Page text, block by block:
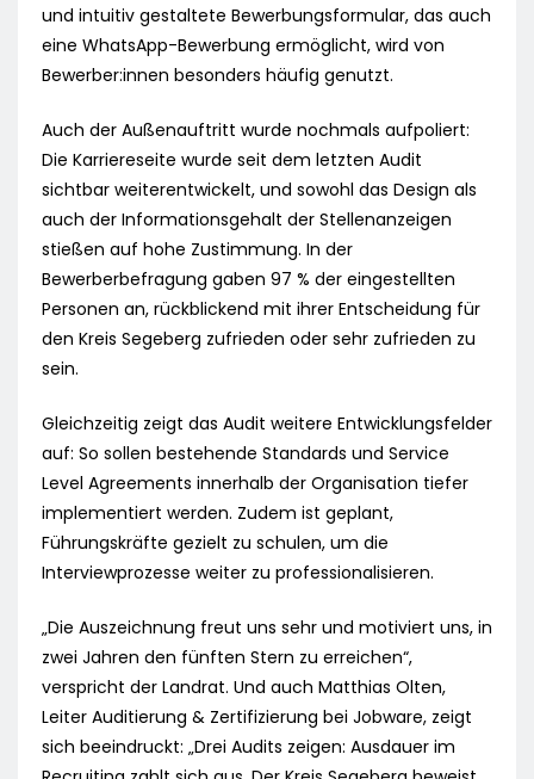
und intuitiv gestaltete Bewerbungsformular, das auch
eine WhatsApp-Bewerbung ermöglicht, wird von
Bewerber:innen besonders häufig genutzt.
Auch der Außenauftritt wurde nochmals aufpoliert:
Die Karriereseite wurde seit dem letzten Audit
sichtbar weiterentwickelt, und sowohl das Design als
auch der Informationsgehalt der Stellenanzeigen
stießen auf hohe Zustimmung. In der
Bewerberbefragung gaben 97 % der eingestellten
Personen an, rückblickend mit ihrer Entscheidung für
den Kreis Segeberg zufrieden oder sehr zufrieden zu
sein.
Gleichzeitig zeigt das Audit weitere Entwicklungsfelder
auf: So sollen bestehende Standards und Service
Level Agreements innerhalb der Organisation tiefer
implementiert werden. Zudem ist geplant,
Führungskräfte gezielt zu schulen, um die
Interviewprozesse weiter zu professionalisieren.
„Die Auszeichnung freut uns sehr und motiviert uns, in
zwei Jahren den fünften Stern zu erreichen“,
verspricht der Landrat. Und auch Matthias Olten,
Leiter Auditierung & Zertifizierung bei Jobware, zeigt
sich beeindruckt: „Drei Audits zeigen: Ausdauer im